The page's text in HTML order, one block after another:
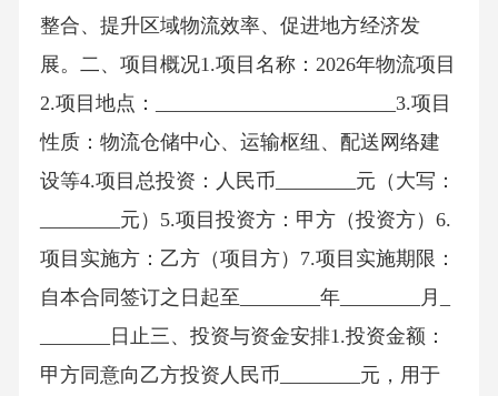
整合、提升区域物流效率、促进地方经济发
展。二、项目概况1.项目名称：2026年物流项目
2.项目地点：________________________3.项目
性质：物流仓储中心、运输枢纽、配送网络建
设等4.项目总投资：人民币________元（大写：
________元）5.项目投资方：甲方（投资方）6.
项目实施方：乙方（项目方）7.项目实施期限：
自本合同签订之日起至________年________月_
_______日止三、投资与资金安排1.投资金额：
甲方同意向乙方投资人民币________元，用于